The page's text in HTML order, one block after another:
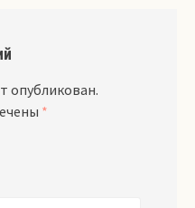
опубликован.
*